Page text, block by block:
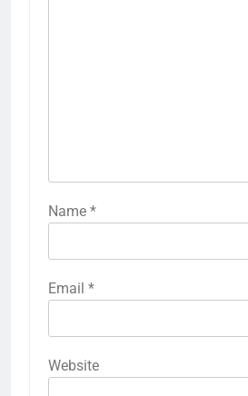
Name *
Email *
Website